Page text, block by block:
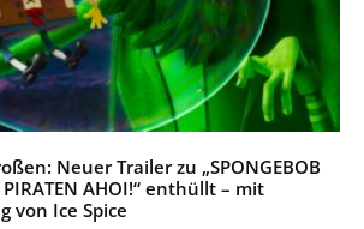
Neuer Trailer zu „SPONGEBOB
PIRATEN AHOI!“ enthüllt – mit
von Ice Spice